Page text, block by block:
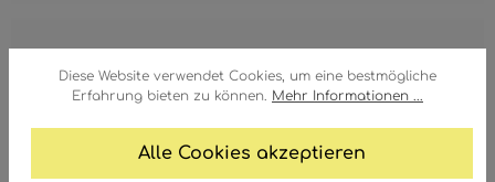
Diese Website verwendet Cookies, um eine bestmögliche
Erfahrung bieten zu können. Mehr Informationen ...
Alle Cookies akzeptieren
Fassung
3 x E27
max. 15 Watt